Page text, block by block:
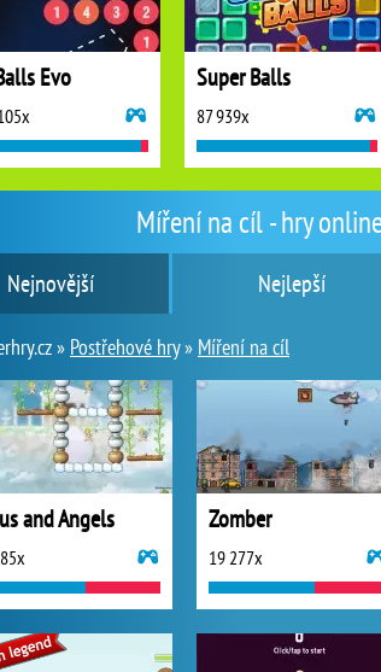
Míření na cíl - hry
Nejnovější Nejlepší
» Postřehové hry» Míření na cíl
and Angels Zomber
19 277x
Evo Super Balls
87 939x